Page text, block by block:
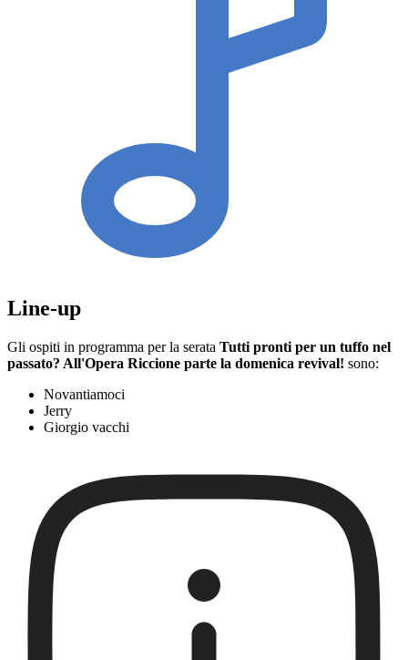
Line-up
Gli ospiti in programma per la serata Tutti pronti per un tuffo nel
passato? All'Opera Riccione parte la domenica revival! sono:
Novantiamoci
Jerry
Giorgio vacchi